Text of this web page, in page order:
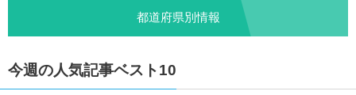
都道府県別情報
今週の人気記事ベスト10